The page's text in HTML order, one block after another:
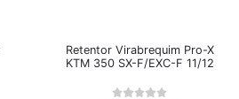
Retentor Virabrequim Pro-X
KTM 350 SX-F/EXC-F 11/12